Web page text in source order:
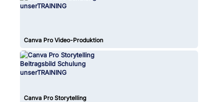
Canva Pro Video-Produktion
Canva Pro Storytelling